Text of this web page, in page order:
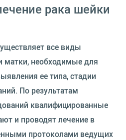
рака шейки
все виды
матки, необходимые для
ее типа, стадии
По результатам
квалифицированные
и проводят лечение в
протоколами ведущих